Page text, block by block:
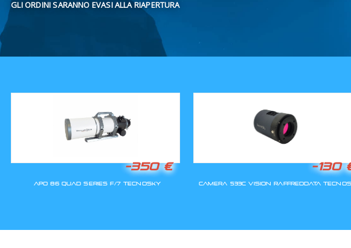
CHIUSI PER FERIE